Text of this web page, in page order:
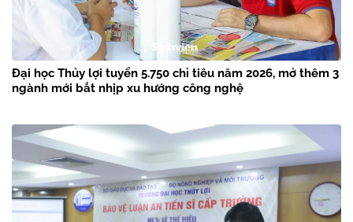
Đại học Thủy lợi tuyển 5.750 chỉ tiêu năm 2026, mở thêm 3
ngành mới bắt nhịp xu hướng công nghệ